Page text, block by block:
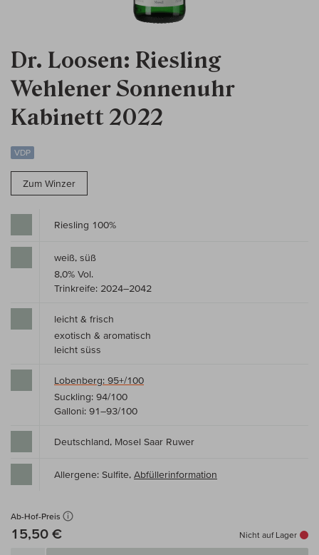
Dr. Loosen: Riesling
Wehlener Sonnenuhr
Kabinett 2022
VDP
Zum Winzer
Riesling 100%
weiß, süß
8,0% Vol.
Trinkreife: 2024–2042
leicht & frisch
exotisch & aromatisch
leicht süss
Lobenberg: 95+/100
Suckling: 94/100
Galloni: 91–93/100
Deutschland, Mosel Saar Ruwer
Allergene: Sulfite, Abfüllerinformation
Ab-Hof-Preis
15,50 € Nicht auf Lager